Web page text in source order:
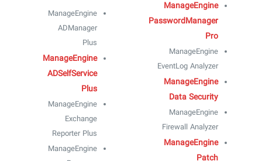
ManageEngine
PasswordManager
Pro
ManageEngine
EventLog Analyzer
ManageEngine
Data Security
ManageEngine
Firewall Analyzer
ManageEngine
Patch
ManageEngine
ADManager
Plus
ManageEngine
ADSelfService
Plus
ManageEngine
Exchange
Reporter Plus
ManageEngine